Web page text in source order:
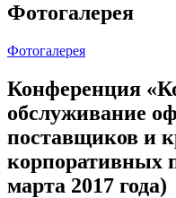
Фотогалерея
Фотогалерея
Конференция
обслуживание
поставщиков и
корпоративных
марта 2017 года)